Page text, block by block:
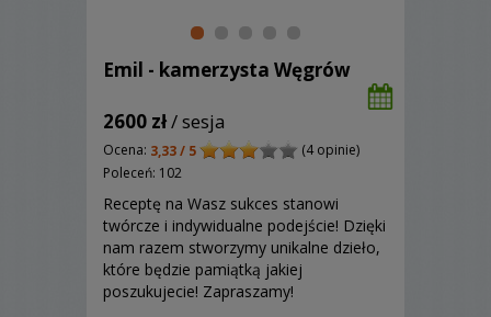
Emil - kamerzysta Węgrów
2600 zł/ sesja
Ocena: 3,33 / 5
(4 opinie)
Poleceń: 102
Receptę na Wasz sukces stanowi
twórcze i indywidualne podejście! Dzięki
nam razem stworzymy unikalne dzieło,
które będzie pamiątką jakiej
poszukujecie! Zapraszamy!